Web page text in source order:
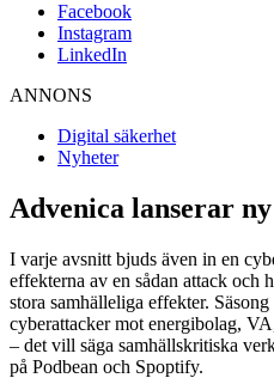
Facebook
Instagram
LinkedIn
ANNONS
Digital säkerhet
Nyheter
Advenica lanserar
I varje avsnitt bjuds även in en
effekterna av en sådan attack och
stora samhälleliga effekter.
cyberattacker mot energibolag,
– det vill säga samhällskritiska
på Podbean och Spoptify.